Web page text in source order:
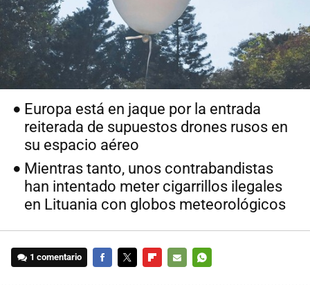
Europa está en jaque por la entrada
reiterada de supuestos drones rusos en
su espacio aéreo
Mientras tanto, unos contrabandistas
han intentado meter cigarrillos ilegales
en Lituania con globos meteorológicos
1 comentario